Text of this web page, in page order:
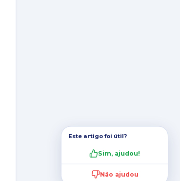
Este artigo foi útil?
Sim, ajudou!
Não ajudou